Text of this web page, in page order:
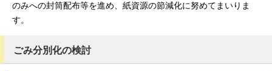
のみへの封筒配布等を進め、紙資源の節減化に努めてまいりま
す。
ごみ分別化の検討